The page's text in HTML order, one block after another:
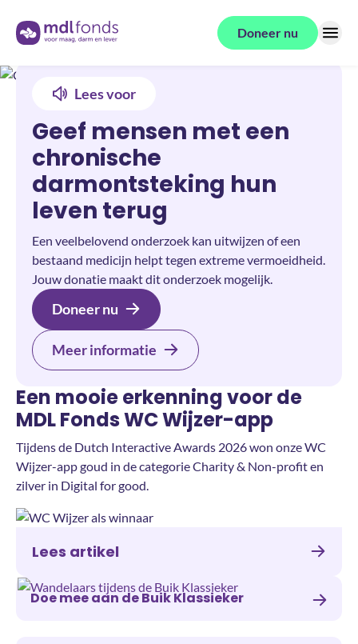
Terug naar de homepage Doneer nu
Lees voor
Geef mensen met een
chronische
darmontsteking hun
leven terug
Een veelbelovend onderzoek kan uitwijzen of een
bestaand medicijn helpt tegen extreme vermoeidheid.
Jouw donatie maakt dit onderzoek mogelijk.
Doneer nu
Meer informatie
Een mooie erkenning voor de
MDL Fonds WC Wijzer-app
Tijdens de Dutch Interactive Awards 2026 won onze WC
Wijzer-app goud in de categorie Charity & Non-profit en
zilver in Digital for good.
Lees artikel
Doe mee aan de Buik Klassieker